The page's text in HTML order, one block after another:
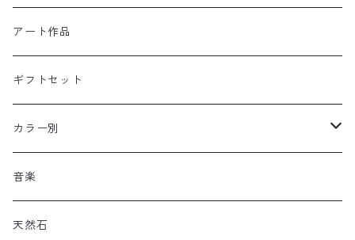
置物
ドール
フレーム
壁掛け
リース
その他
アクセサリー・小物
カード立て
ストラップ・キーホルダー
アート作品
ギフトセット
カラー別
チャクラカラー
赤
音楽
天然石